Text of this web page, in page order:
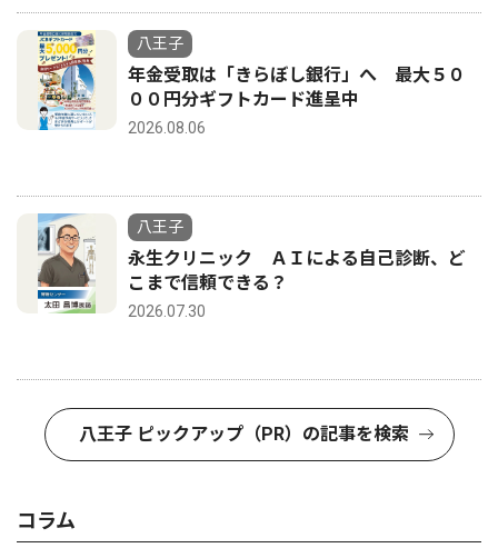
八王子
年金受取は「きらぼし銀行」へ 最大５０
００円分ギフトカード進呈中
2026.08.06
八王子
永生クリニック ＡＩによる自己診断、ど
こまで信頼できる？
2026.07.30
八王子 ピックアップ（PR）の記事を検索
コラム